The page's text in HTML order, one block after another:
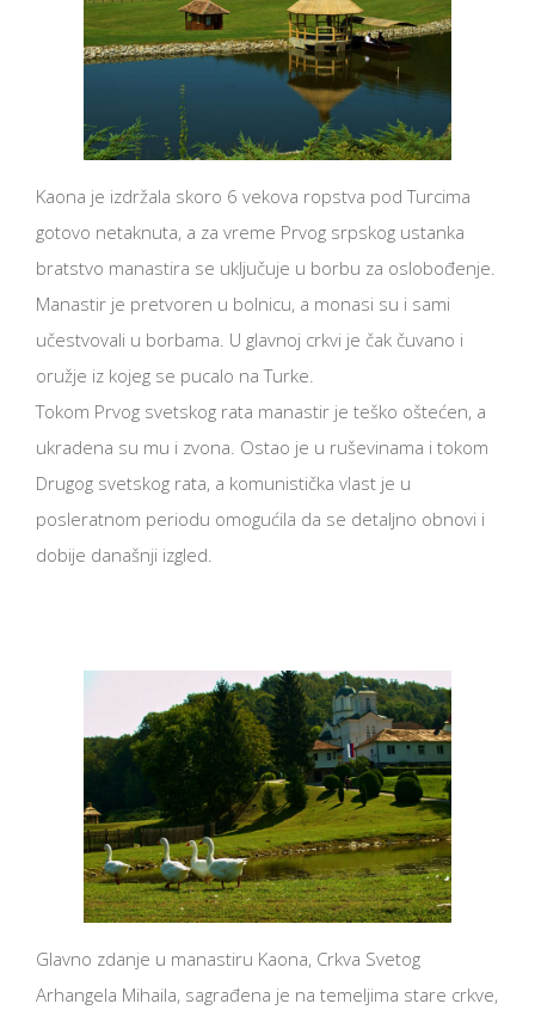
Kaona je izdržala skoro 6 vekova ropstva pod Turcima
gotovo netaknuta, a za vreme Prvog srpskog ustanka
bratstvo manastira se uključuje u borbu za oslobođenje.
Manastir je pretvoren u bolnicu, a monasi su i sami
učestvovali u borbama. U glavnoj crkvi je čak čuvano i
oružje iz kojeg se pucalo na Turke.
Tokom Prvog svetskog rata manastir je teško oštećen, a
ukradena su mu i zvona. Ostao je u ruševinama i tokom
Drugog svetskog rata, a komunistička vlast je u
posleratnom periodu omogućila da se detaljno obnovi i
dobije današnji izgled.
Glavno zdanje u manastiru Kaona, Crkva Svetog
Arhangela Mihaila, sagrađena je na temeljima stare crkve,